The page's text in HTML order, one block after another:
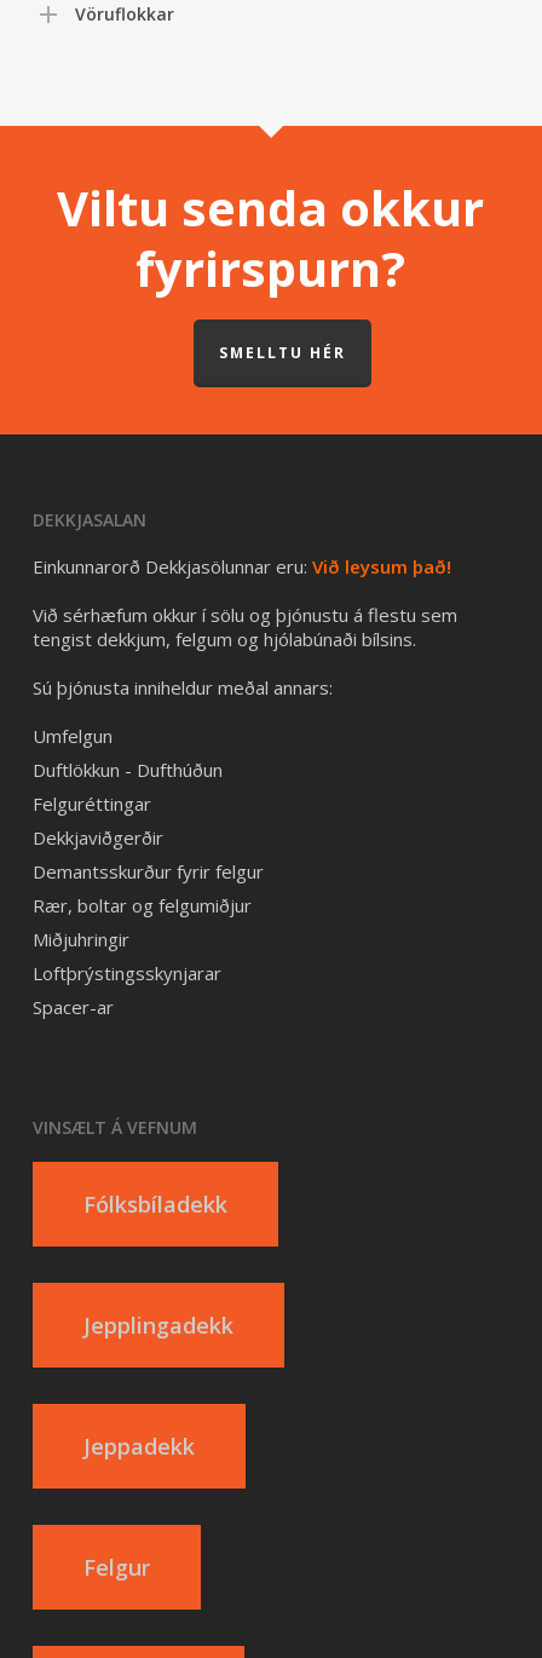
Vöruflokkar
Viltu senda okkur
fyrirspurn?
SMELLTU HÉR
DEKKJASALAN
Einkunnarorð Dekkjasölunnar eru: Við leysum það!
Við sérhæfum okkur í sölu og þjónustu á flestu sem
tengist dekkjum, felgum og hjólabúnaði bílsins.
Sú þjónusta inniheldur meðal annars:
Umfelgun
Duftlökkun - Dufthúðun
Felguréttingar
Dekkjaviðgerðir
Demantsskurður fyrir felgur
Rær, boltar og felgumiðjur
Miðjuhringir
Loftþrýstingsskynjarar
Spacer-ar
VINSÆLT Á VEFNUM
Fólksbíladekk
Jepplingadekk
Jeppadekk
Felgur